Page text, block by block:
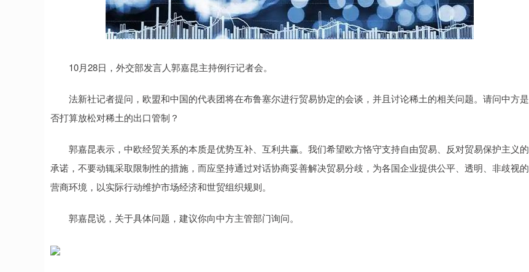
10月28日，外交部发言人郭嘉昆主持例行记者会。
法新社记者提问，欧盟和中国的代表团将在布鲁塞尔进行贸易协定的会谈，并且讨论稀土的相关问题。请问中方是
否打算放松对稀土的出口管制？
郭嘉昆表示，中欧经贸关系的本质是优势互补、互利共赢。我们希望欧方恪守支持自由贸易、反对贸易保护主义的
承诺，不要动辄采取限制性的措施，而应坚持通过对话协商妥善解决贸易分歧，为各国企业提供公平、透明、非歧视的
营商环境，以实际行动维护市场经济和世贸组织规则。
郭嘉昆说，关于具体问题，建议你向中方主管部门询问。